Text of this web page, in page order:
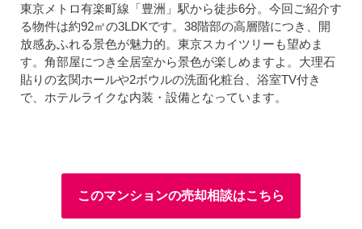
東京メトロ有楽町線「豊洲」駅から徒歩6分。今回ご紹介す
る物件は約92㎡の3LDKです。38階部の高層階につき、開
放感あふれる景色が魅力的。東京スカイツリーも望めま
す。角部屋につき全居室から景色が楽しめますよ。大理石
貼りの玄関ホールや2ボウルの洗面化粧台、浴室TV付き
で、ホテルライクな内装・設備となっています。
このマンションの売却相談はこちら